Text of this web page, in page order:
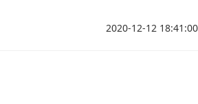
2020-12-12 18:41:00